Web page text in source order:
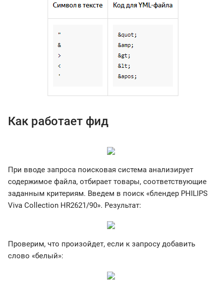
Как работает фид
При вводе запроса поисковая система анализирует
содержимое файла, отбирает товары, соответствующие
заданным критериям. Введем в поиск «блендер PHILIPS
Viva Collection HR2621/90». Результат:
Проверим, что произойдет, если к запросу добавить
слово «белый»: